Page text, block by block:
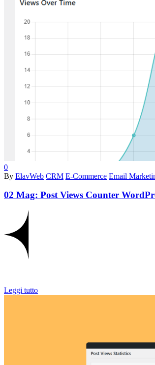
0
By ElavWeb CRM E-Commerce Email
02 Mag: Post Views Counter
Leggi tutto